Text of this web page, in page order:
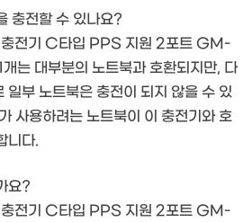
충전할 수 있나요?
전기 C타입 PPS 지원 2포트 GM-
대부분의 노트북과 호환되지만, 다
일부 노트북은 충전이 되지 않을 수 있
사용하려는 노트북이 이 충전기와 호
니다.
요?
전기 C타입 PPS 지원 2포트 GM-